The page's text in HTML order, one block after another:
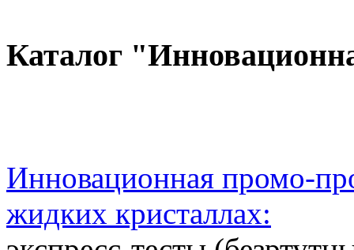
Каталог
Инновационная промо-
жидких кристаллах: